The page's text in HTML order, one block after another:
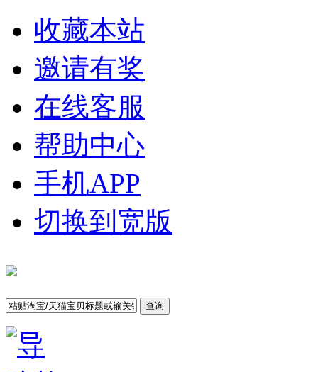
收藏本站
邀请有奖
在线客服
帮助中心
手机APP
切换到宽版
查询